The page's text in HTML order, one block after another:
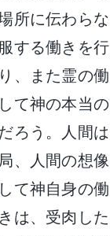
所に伝わらな
する働きを行
、また霊の働
て神の本当の
ろう。人間は
、人間の想像
て神自身の働
は、受肉した